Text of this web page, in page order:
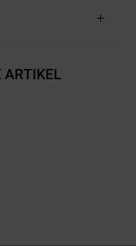
ARTIKEL